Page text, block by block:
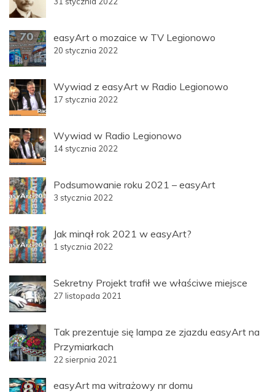
easyArt o mozaice w TV Legionowo
20 stycznia 2022
Wywiad z easyArt w Radio Legionowo
17 stycznia 2022
Wywiad w Radio Legionowo
14 stycznia 2022
Podsumowanie roku 2021 – easyArt
3 stycznia 2022
Jak minął rok 2021 w easyArt?
1 stycznia 2022
Sekretny Projekt trafił we właściwe miejsce
27 listopada 2021
Tak prezentuje się lampa ze zjazdu easyArt na
Przymiarkach
22 sierpnia 2021
easyArt ma witrażowy nr domu